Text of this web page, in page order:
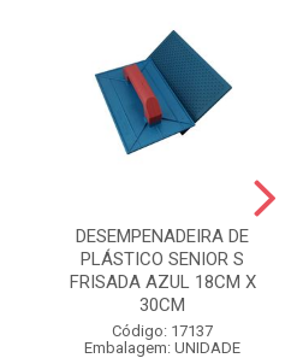
DESEMPENADEIRA DE
PLÁSTICO SENIOR S
FRISADA AZUL 18CM X
30CM
Código: 17137
Embalagem: UNIDADE